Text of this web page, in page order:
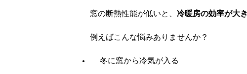
窓の断熱性能が低いと、 冷暖房の効率が大
例えばこんな悩みありませんか？
冬に窓から冷気が入る